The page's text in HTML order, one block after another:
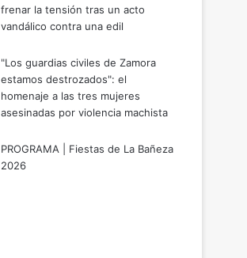
frenar la tensión tras un acto
vandálico contra una edil
"Los guardias civiles de Zamora
estamos destrozados": el
homenaje a las tres mujeres
asesinadas por violencia machista
PROGRAMA | Fiestas de La Bañeza
2026